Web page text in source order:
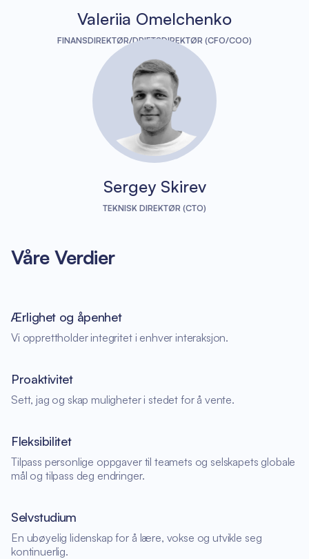
Valeriia Omelchenko
FINANSDIREKTØR/DRIFTSDIREKTØR (CFO/COO)
Sergey Skirev
TEKNISK DIREKTØR (CTO)
Våre Verdier
Ærlighet og åpenhet
Vi opprettholder integritet i enhver interaksjon.
Proaktivitet
Sett, jag og skap muligheter i stedet for å vente.
Fleksibilitet
Tilpass personlige oppgaver til teamets og selskapets globale
mål og tilpass deg endringer.
Selvstudium
En ubøyelig lidenskap for å lære, vokse og utvikle seg
kontinuerlig.